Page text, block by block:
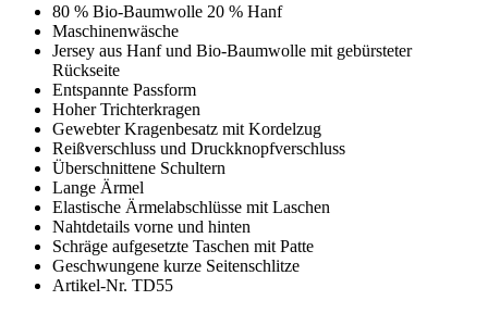
80 % Bio-Baumwolle 20 % Hanf
Maschinenwäsche
Jersey aus Hanf und Bio-Baumwolle mit gebürsteter
Rückseite
Entspannte Passform
Hoher Trichterkragen
Gewebter Kragenbesatz mit Kordelzug
Reißverschluss und Druckknopfverschluss
Überschnittene Schultern
Lange Ärmel
Elastische Ärmelabschlüsse mit Laschen
Nahtdetails vorne und hinten
Schräge aufgesetzte Taschen mit Patte
Geschwungene kurze Seitenschlitze
Artikel-Nr. TD55